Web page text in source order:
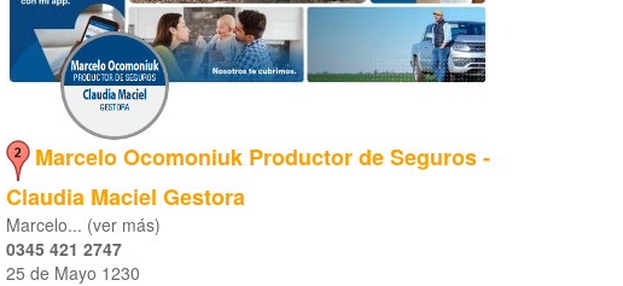
Marcelo Ocomoniuk Productor de Seguros -
Claudia Maciel Gestora
Marcelo... (ver más)
0345 421 2747
25 de Mayo 1230